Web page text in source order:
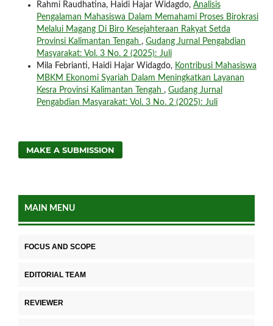
Rahmi Raudhatina, Haidi Hajar Widagdo, Analisis
Pengalaman Mahasiswa Dalam Memahami Proses Birokrasi
Melalui Magang Di Biro Kesejahteraan Rakyat Setda
Provinsi Kalimantan Tengah , Gudang Jurnal Pengabdian
Masyarakat: Vol. 3 No. 2 (2025): Juli
Mila Febrianti, Haidi Hajar Widagdo, Kontribusi Mahasiswa
MBKM Ekonomi Syariah Dalam Meningkatkan Layanan
Kesra Provinsi Kalimantan Tengah , Gudang Jurnal
Pengabdian Masyarakat: Vol. 3 No. 2 (2025): Juli
MAKE A SUBMISSION
MAIN MENU
FOCUS AND SCOPE
EDITORIAL TEAM
REVIEWER